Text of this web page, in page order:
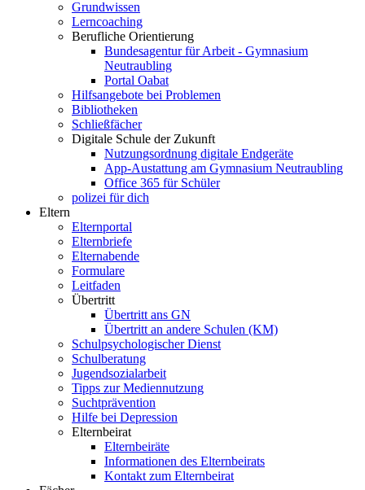
Grundwissen
Lerncoaching
Berufliche Orientierung
Bundesagentur für Arbeit - Gymnasium
Neutraubling
Portal Oabat
Hilfsangebote bei Problemen
Bibliotheken
Schließfächer
Digitale Schule der Zukunft
Nutzungsordnung digitale Endgeräte
App-Austattung am Gymnasium Neutraubling
Office 365 für Schüler
polizei für dich
Eltern
Elternportal
Elternbriefe
Elternabende
Formulare
Leitfaden
Übertritt
Übertritt ans GN
Übertritt an andere Schulen (KM)
Schulpsychologischer Dienst
Schulberatung
Jugendsozialarbeit
Tipps zur Mediennutzung
Suchtprävention
Hilfe bei Depression
Elternbeirat
Elternbeiräte
Informationen des Elternbeirats
Kontakt zum Elternbeirat